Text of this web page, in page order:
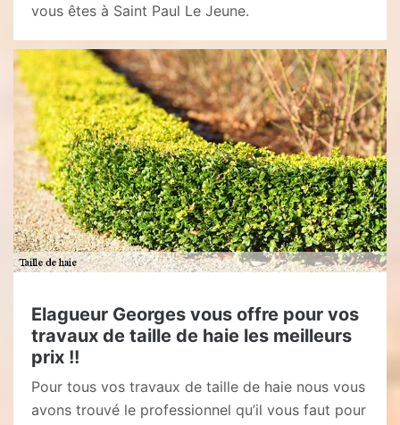
vous êtes à Saint Paul Le Jeune.
Elagueur Georges vous offre pour vos
travaux de taille de haie les meilleurs
prix !!
Pour tous vos travaux de taille de haie nous vous
avons trouvé le professionnel qu’il vous faut pour